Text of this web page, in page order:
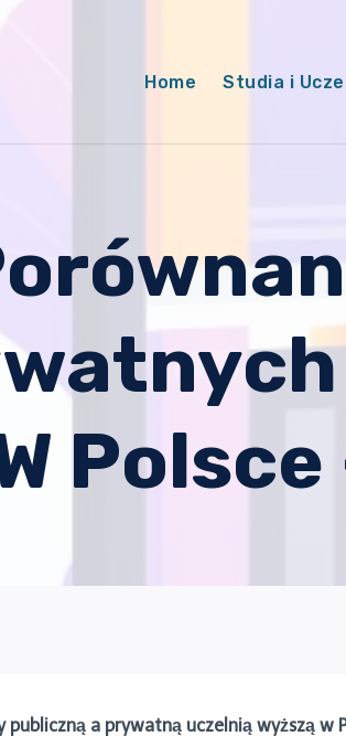
Home Studia i
a prywatną uczelnią wyższą